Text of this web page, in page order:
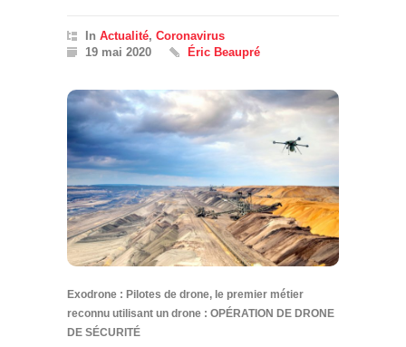
In Actualité, Coronavirus
19 mai 2020
Éric Beaupré
Exodrone : Pilotes de drone, le premier métier
reconnu utilisant un drone : OPÉRATION DE DRONE
DE SÉCURITÉ